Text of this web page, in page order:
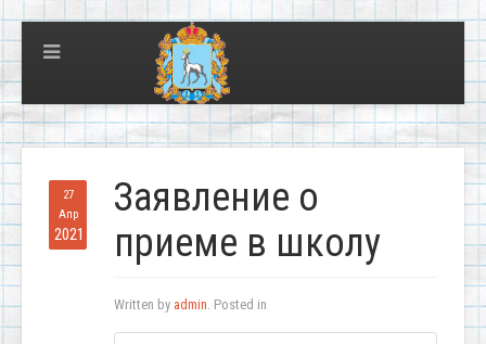
27
Апр
2021
Заявление о
приеме в школу
Written by admin. Posted in